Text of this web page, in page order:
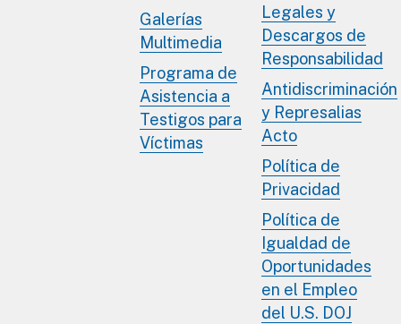
Galerías
Multimedia
Programa de
Asistencia a
Testigos para
Víctimas
Legales y
Descargos de
Responsabilidad
Antidiscriminación
y Represalias
Acto
Política de
Privacidad
Política de
Igualdad de
Oportunidades
en el Empleo
del U.S. DOJ